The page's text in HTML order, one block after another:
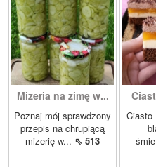
Mizeria na zimę w...
Poznaj mój sprawdzony
przepis na chrupiącą
mizerię w... ⇖ 513
Ciasto